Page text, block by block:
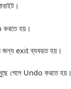
করতে হয়।
জন্য exit ব্যবহৃত হয়।
গেলে Undo করতে হয়।